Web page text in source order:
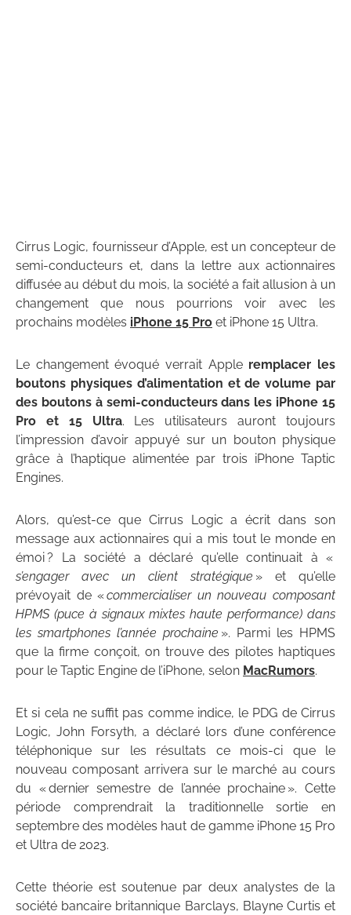
Cirrus Logic, fournisseur d’Apple, est un concepteur de
semi-conducteurs et, dans la lettre aux actionnaires
diffusée au début du mois, la société a fait allusion à un
changement que nous pourrions voir avec les
prochains modèles iPhone 15 Pro et iPhone 15 Ultra.
Le changement évoqué verrait Apple remplacer les
boutons physiques d’alimentation et de volume par
des boutons à semi-conducteurs dans les iPhone 15
Pro et 15 Ultra. Les utilisateurs auront toujours
l’impression d’avoir appuyé sur un bouton physique
grâce à l’haptique alimentée par trois iPhone Taptic
Engines.
Alors, qu’est-ce que Cirrus Logic a écrit dans son
message aux actionnaires qui a mis tout le monde en
émoi ? La société a déclaré qu’elle continuait à «
s’engager avec un client stratégique » et qu’elle
prévoyait de «commercialiser un nouveau composant
HPMS (puce à signaux mixtes haute performance) dans
les smartphones l’année prochaine ». Parmi les HPMS
que la firme conçoit, on trouve des pilotes haptiques
pour le Taptic Engine de l’iPhone, selon MacRumors.
Et si cela ne suffit pas comme indice, le PDG de Cirrus
Logic, John Forsyth, a déclaré lors d’une conférence
téléphonique sur les résultats ce mois-ci que le
nouveau composant arrivera sur le marché au cours
du « dernier semestre de l’année prochaine ». Cette
période comprendrait la traditionnelle sortie en
septembre des modèles haut de gamme iPhone 15 Pro
et Ultra de 2023.
Cette théorie est soutenue par deux analystes de la
société bancaire britannique Barclays, Blayne Curtis et